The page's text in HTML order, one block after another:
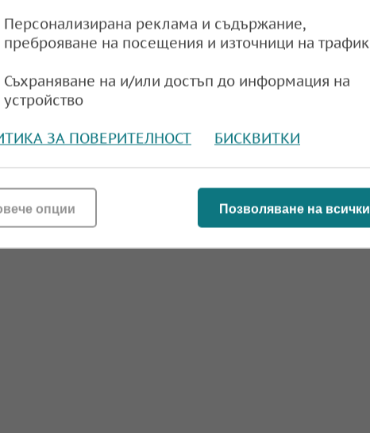
Персонализирана реклама и съдържание,
преброяване на посещения и източници на трафик
Съхраняване на и/или достъп до информация на
устройство
ЗА ПОВЕРИТЕЛНОСТ БИСКВИТКИ
Позволяване на всички
опции